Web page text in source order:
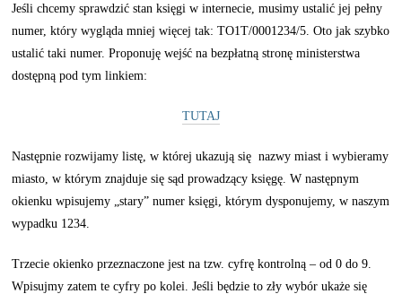
Jeśli chcemy sprawdzić stan księgi w internecie, musimy ustalić jej pełny
numer, który wygląda mniej więcej tak: TO1T/0001234/5. Oto jak szybko
ustalić taki numer. Proponuję wejść na bezpłatną stronę ministerstwa
dostępną pod tym linkiem:
TUTAJ
Następnie rozwijamy listę, w której ukazują się nazwy miast i wybieramy
miasto, w którym znajduje się sąd prowadzący księgę. W następnym
okienku wpisujemy „stary” numer księgi, którym dysponujemy, w naszym
wypadku 1234.
Trzecie okienko przeznaczone jest na tzw. cyfrę kontrolną – od 0 do 9.
Wpisujmy zatem te cyfry po kolei. Jeśli będzie to zły wybór ukaże się